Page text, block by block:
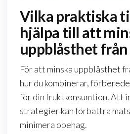
Vilka praktiska
hjälpa till att
uppblåsthet
För att minska uppblåsthet
hur du kombinerar,
för din fruktkonsumtion. Att
strategier kan förbättra
minimera obehag.